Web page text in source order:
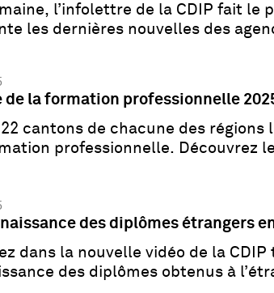
l’infolettre de la CDIP fait le
les dernières nouvelles des
de la formation professionnelle
cantons de chacune des
professionnelle. Découvrez
des diplômes étrangers
dans la nouvelle vidéo de la
des diplômes obtenus à